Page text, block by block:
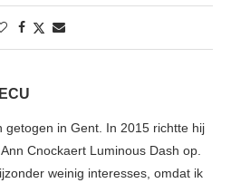
getogen in Gent. In 2015 richtte hij
Cnockaert Luminous Dash op.
weinig interesses, omdat ik